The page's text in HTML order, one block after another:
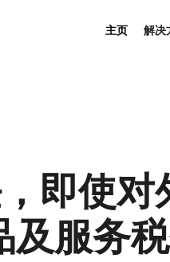
主页 解决
即使对
及服务